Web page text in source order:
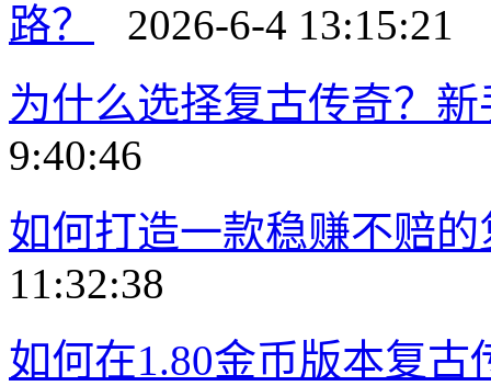
路？
2026-6-4 13:15:21
为什么选择复古传奇？
9:40:46
如何打造一款稳赚不赔
11:32:38
如何在1.80金币版本复